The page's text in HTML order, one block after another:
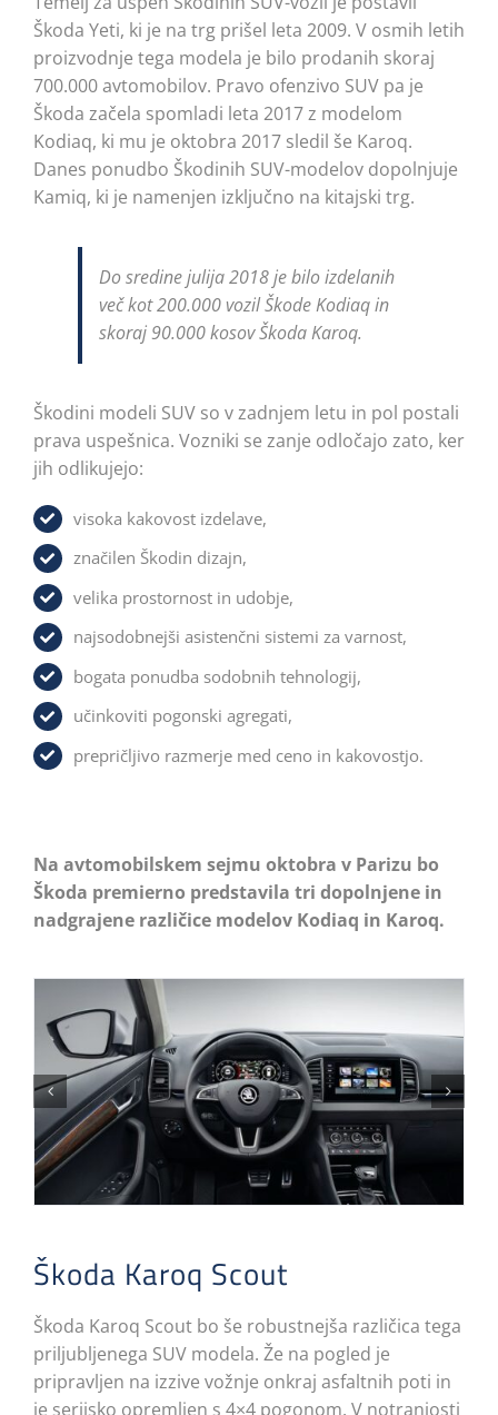
Škoda Yeti, ki je na trg prišel leta 2009. V osmih letih
proizvodnje tega modela je bilo prodanih skoraj
700.000 avtomobilov. Pravo ofenzivo SUV pa je
Škoda začela spomladi leta 2017 z modelom
Kodiaq, ki mu je oktobra 2017 sledil še Karoq.
Danes ponudbo Škodinih SUV-modelov dopolnjuje
Kamiq, ki je namenjen izključno na kitajski trg.
Do sredine julija 2018 je bilo izdelanih
več kot 200.000 vozil Škode Kodiaq in
skoraj 90.000 kosov Škoda Karoq.
Škodini modeli SUV so v zadnjem letu in pol postali
prava uspešnica. Vozniki se zanje odločajo zato, ker
jih odlikujejo:
visoka kakovost izdelave,
značilen Škodin dizajn,
velika prostornost in udobje,
najsodobnejši asistenčni sistemi za varnost,
bogata ponudba sodobnih tehnologij,
učinkoviti pogonski agregati,
prepričljivo razmerje med ceno in kakovostjo.
Na avtomobilskem sejmu oktobra v Parizu bo
Škoda premierno predstavila tri dopolnjene in
nadgrajene različice modelov Kodiaq in Karoq.
Škoda Karoq Scout
Škoda Karoq Scout bo še robustnejša različica tega
priljubljenega SUV modela. Že na pogled je
pripravljen na izzive vožnje onkraj asfaltnih poti in
je serijsko opremljen s 4×4 pogonom. V notranjosti